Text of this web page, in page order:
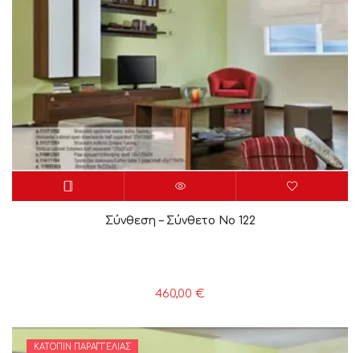
Σύνθεση – Σύνθετο Νο 122
460,00 €
ΚΑΤΌΠΙΝ ΠΑΡΑΓΓΕΛΊΑΣ